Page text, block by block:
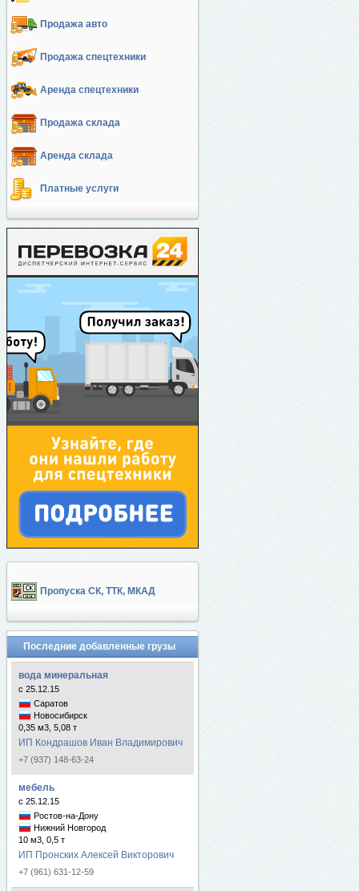
Продажа авто
Продажа спецтехники
Аренда спецтехники
Продажа склада
Аренда склада
Платные услуги
Пропуска СК, ТТК, МКАД
Последние добавленные грузы
вода минеральная
с 25.12.15
Саратов
Новосибирск
0,35 м3, 5,08 т
ИП Кондрашов Иван Владимирович
+7 (937) 148-63-24
мебель
с 25.12.15
Ростов-на-Дону
Нижний Новгород
10 м3, 0,5 т
ИП Пронских Алексей Викторович
+7 (961) 631-12-59